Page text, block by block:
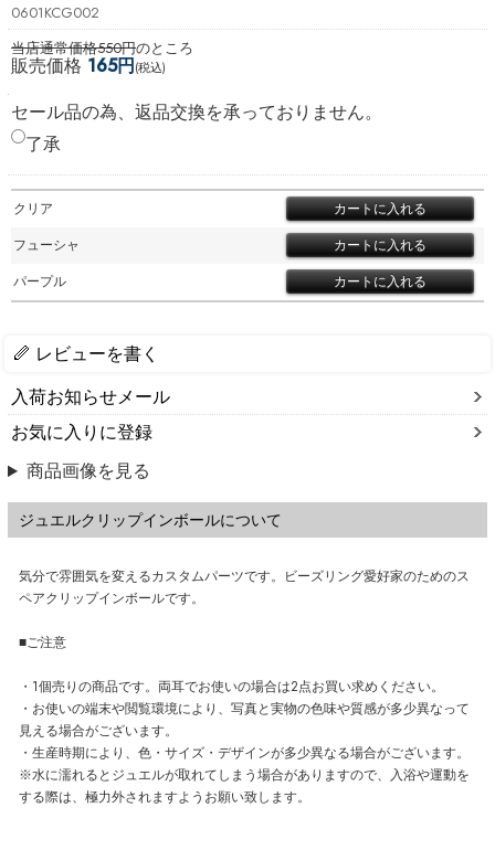
0601KCG002
当店通常価格550円のところ
販売価格 165円(税込)
セール品の為、返品交換を承っておりません。
了承
クリア
フューシャ
パープル
レビューを書く
入荷お知らせメール
お気に入りに登録
商品画像を見る
ジュエルクリップインボールについて
気分で雰囲気を変えるカスタムパーツです。ビーズリング愛好家のためのス
ペアクリップインボールです。
■ご注意
・1個売りの商品です。両耳でお使いの場合は2点お買い求めください。
・お使いの端末や閲覧環境により、写真と実物の色味や質感が多少異なって
見える場合がございます。
・生産時期により、色・サイズ・デザインが多少異なる場合がございます。
※水に濡れるとジュエルが取れてしまう場合がありますので、入浴や運動を
する際は、極力外されますようお願い致します。